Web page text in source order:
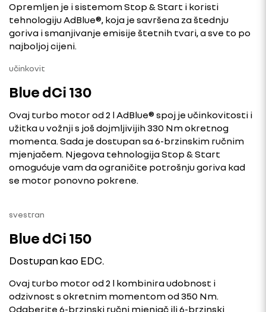
Opremljen je i sistemom Stop & Start i koristi
tehnologiju AdBlue®, koja je savršena za štednju
goriva i smanjivanje emisije štetnih tvari, a sve to po
najboljoj cijeni.
učinkovit
Blue dCi 130
Ovaj turbo motor od 2 l AdBlue® spoj je učinkovitosti i
užitka u vožnji s još dojmljivijih 330 Nm okretnog
momenta. Sada je dostupan sa 6-brzinskim ručnim
mjenjačem. Njegova tehnologija Stop & Start
omogućuje vam da ograničite potrošnju goriva kad
se motor ponovno pokrene.
svestran
Blue dCi 150
Dostupan kao EDC.
Ovaj turbo motor od 2 l kombinira udobnost i
odzivnost s okretnim momentom od 350 Nm.
Odaberite 6-brzinski ručni mjenjač ili 6-brzinski